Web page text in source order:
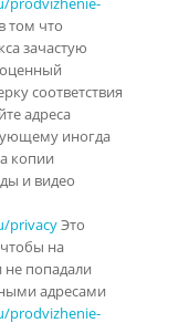
том что
зачастую
соответствия
адреса
иногда
копии
и видео
privacyЭто
на
попадали
адресами
prodvizhenie-